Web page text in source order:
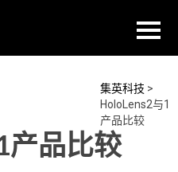
集英科技 >
HoloLens2与1
产品比较
产品比较